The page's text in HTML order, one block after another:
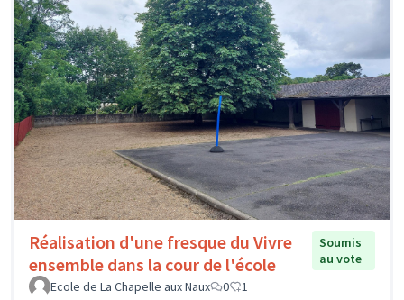
Réalisation d'une fresque du Vivre
ensemble dans la cour de l'école
Soumis
au vote
Ecole de La Chapelle aux Naux
0 1